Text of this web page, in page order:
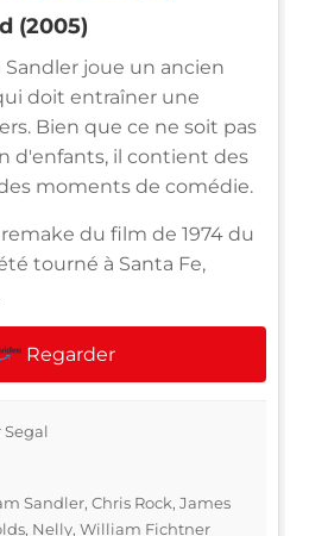
(2005)
Sandler joue un ancien
doit entraîner une
Bien que ce ne soit pas
d'enfants, il contient des
moments de comédie.
du film de 1974 du
tourné à Santa Fe,
Regarder
Segal
Sandler, Chris Rock, James
Nelly, William Fichtner